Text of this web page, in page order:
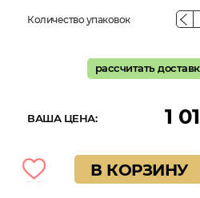
Количество упаковок
рассчитать
ВАША ЦЕНА: 1
В КОРЗИНУ